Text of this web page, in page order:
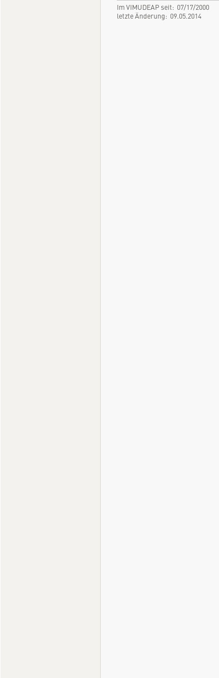
Im VIMUDEAP seit: 07/17/2000
letzte Änderung: 09.05.2014